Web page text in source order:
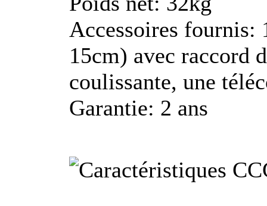
Accessoires fournis:
15cm) avec raccord
coulissante, une
Garantie: 2 ans